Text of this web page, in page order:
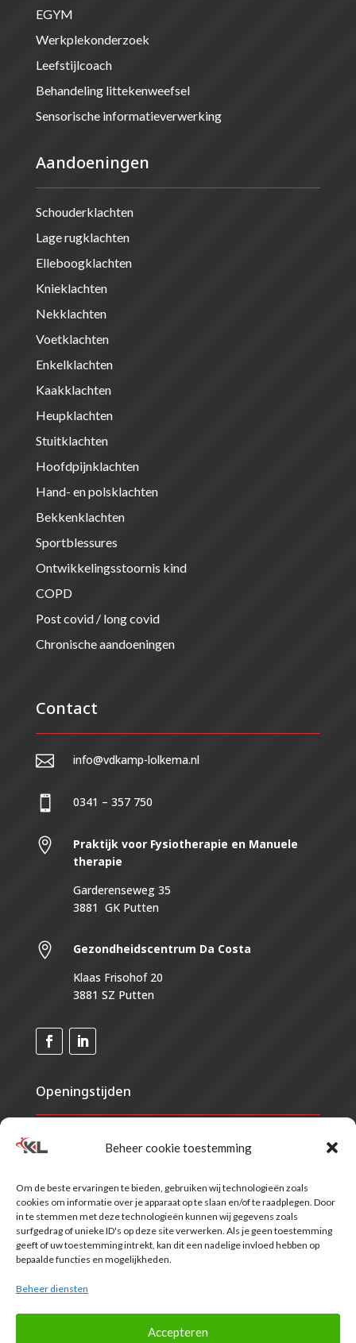
Beheer cookie toestemming
Om de beste ervaringen te bieden, gebruiken wij technologieën zoals
cookies om informatie over je apparaat op te slaan en/of te raadplegen. Door
in te stemmen met deze technologieën kunnen wij gegevens zoals
surfgedrag of unieke ID's op deze site verwerken. Als je geen toestemming
geeft of uw toestemming intrekt, kan dit een nadelige invloed hebben op
bepaalde functies en mogelijkheden.
Beheer diensten
Accepteren
EGYM
Werkplekonderzoek
Leefstijlcoach
Behandeling littekenweefsel
Sensorische informatieverwerking
Aandoeningen
Schouderklachten
Lage rugklachten
Elleboogklachten
Knieklachten
Nekklachten
Voetklachten
Enkelklachten
Kaakklachten
Heupklachten
Stuitklachten
Hoofdpijnklachten
Hand- en polsklachten
Bekkenklachten
Sportblessures
Ontwikkelingsstoornis kind
COPD
Post covid / long covid
Chronische aandoeningen
Contact
 info@vdkamp-lolkema.nl
 0341 – 357 750

Praktijk voor Fysiotherapie en Manuele
therapie
Garderenseweg 35
3881 GK Putten
 Gezondheidscentrum Da Costa
Klaas Frisohof 20
3881 SZ Putten
Openingstijden
Maandag
Donderdag
07.30 - 21.00
Vrijdag
07.30 - 17.00
Zaterdag
Gesloten*
Zondag
Gesloten
zaterdag een dagdeel geopend. Informeer hiernaar bij de balie.